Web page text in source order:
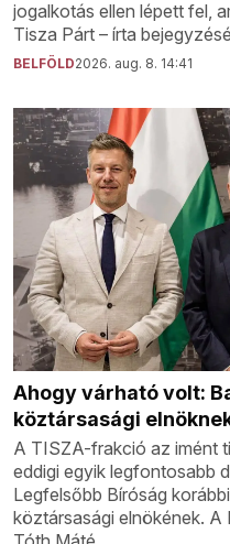
jogalkotás ellen lépett fel,
Tisza Párt – írta
BELFÖLD2026. aug. 8. 14:41
Ahogy várható volt:
köztársasági
A TISZA-frakció az imént
eddigi egyik legfontosabb
Legfelsőbb Bíróság
köztársasági elnökének. A